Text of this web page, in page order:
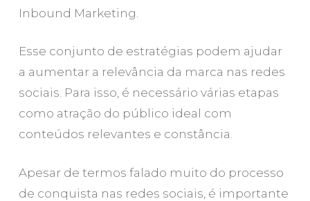
Inbound Marketing.
Esse conjunto de estratégias podem ajudar
a aumentar a relevância da marca nas redes
sociais. Para isso, é necessário várias etapas
como atração do público ideal com
conteúdos relevantes e constância.
Apesar de termos falado muito do processo
de conquista nas redes sociais, é importante